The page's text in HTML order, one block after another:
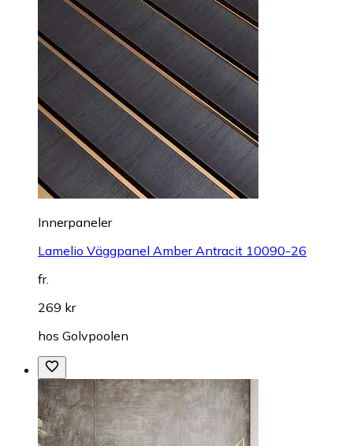
Innerpaneler
Lamelio Väggpanel Amber Antracit 10090-26
fr.
269 kr
hos Golvpoolen